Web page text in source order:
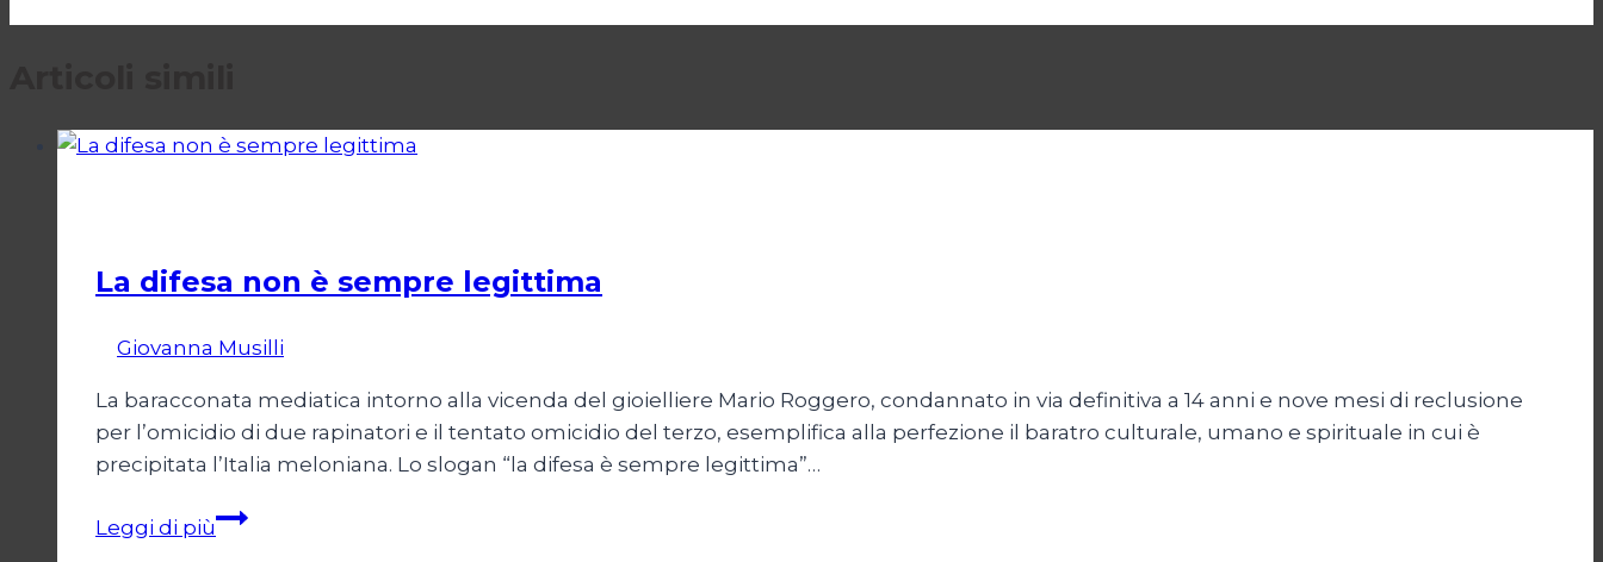
La difesa non è sempre legittima
Giovanna Musilli
La baracconata mediatica intorno alla vicenda del gioielliere Mario Roggero, condannato in via definitiva a 14 anni e nove mesi di reclusione
per l’omicidio di due rapinatori e il tentato omicidio del terzo, esemplifica alla perfezione il baratro culturale, umano e spirituale in cui è
precipitata l’Italia meloniana. Lo slogan “la difesa è sempre legittima”…
Leggi di piùLa